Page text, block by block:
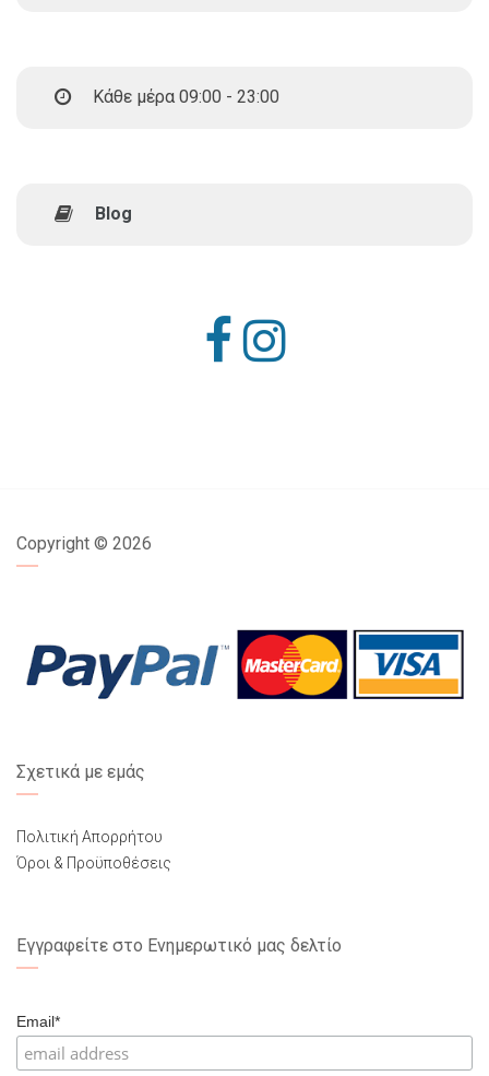
Κάθε μέρα 09:00 - 23:00
Blog
Copyright © 2026
Σχετικά με εμάς
Πολιτική Απορρήτου
Όροι & Προϋποθέσεις
Εγγραφείτε στο Ενημερωτικό μας δελτίο
Email*